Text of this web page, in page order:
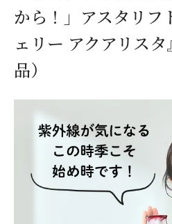
から！」アスタリフ
ェリー アクアリス
品）